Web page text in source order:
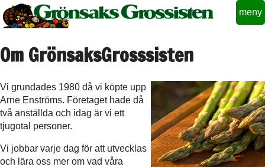
meny
Om GrönsaksGrosssisten
Vi grundades 1980 då vi köpte upp
Arne Enströms. Företaget hade då
två anställda och idag är vi ett
tjugotal personer.
Vi jobbar varje dag för att utvecklas
och lära oss mer om vad våra